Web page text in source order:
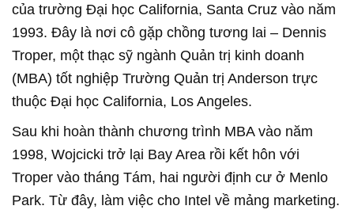
của trường Đại học California, Santa Cruz vào năm
1993. Đây là nơi cô gặp chồng tương lai – Dennis
Troper, một thạc sỹ ngành Quản trị kinh doanh
(MBA) tốt nghiệp Trường Quản trị Anderson trực
thuộc Đại học California, Los Angeles.
Sau khi hoàn thành chương trình MBA vào năm
1998, Wojcicki trở lại Bay Area rồi kết hôn với
Troper vào tháng Tám, hai người định cư ở Menlo
Park. Từ đây, làm việc cho Intel về mảng marketing.